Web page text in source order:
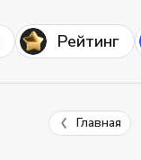
Рейтинг
Главная